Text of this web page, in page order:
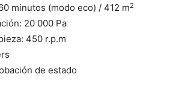
minutos (modo eco) / 412 m2
20 000 Pa
450 r.p.m
de estado